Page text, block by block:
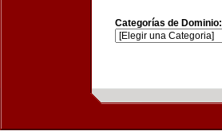
Categorías de Dominio: